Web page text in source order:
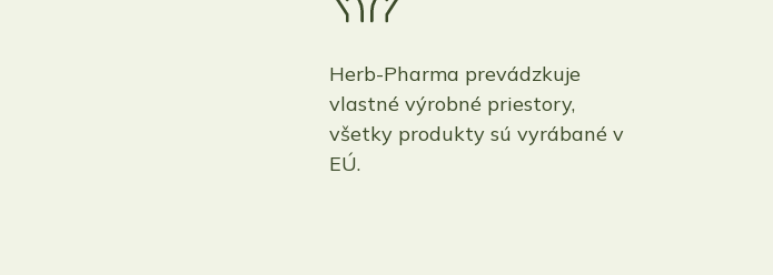
Herb-Pharma prevádzkuje
vlastné výrobné priestory,
všetky produkty sú vyrábané v
EÚ.